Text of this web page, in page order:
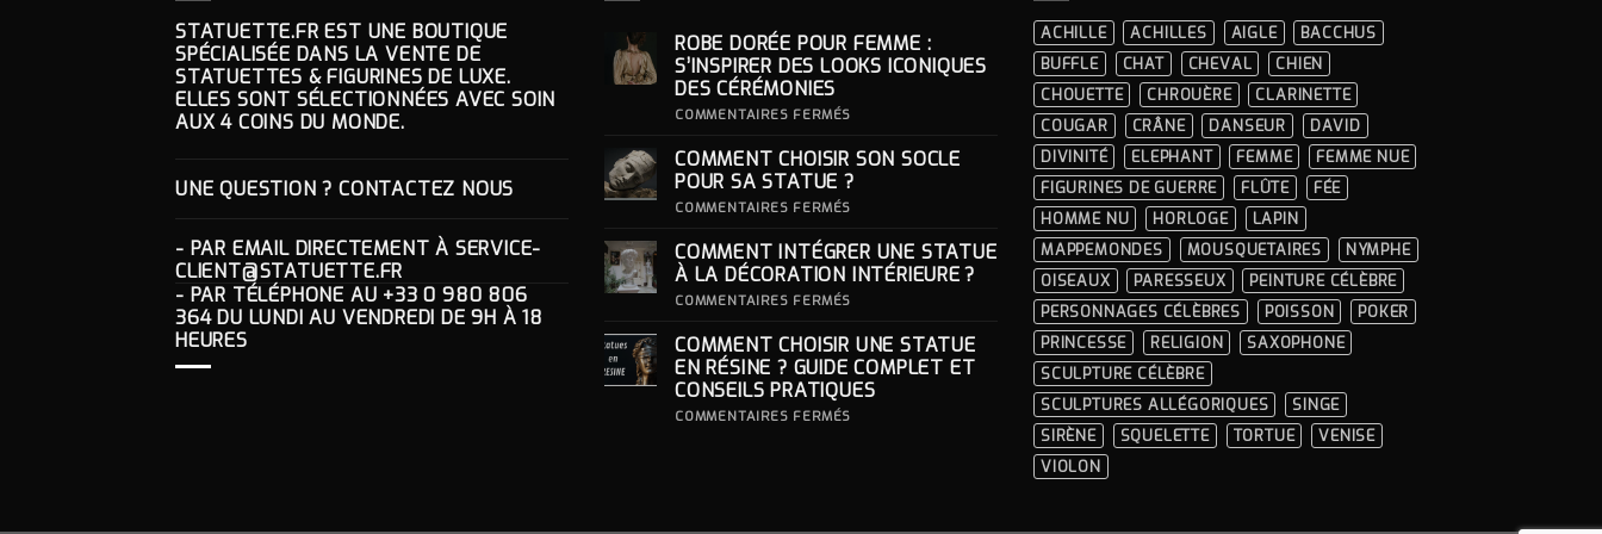
STATUETTE.FR EST UNE BOUTIQUE
SPÉCIALISÉE DANS LA VENTE DE
STATUETTES & FIGURINES DE LUXE.
ELLES SONT SÉLECTIONNÉES AVEC SOIN
AUX 4 COINS DU MONDE.
UNE QUESTION ? CONTACTEZ NOUS
- PAR EMAIL DIRECTEMENT À SERVICE-
CLIENT@STATUETTE.FR
- PAR TÉLÉPHONE AU +33 0 980 806
364DU LUNDI AU VENDREDI DE 9H À 18
HEURES
ROBE DORÉE POUR FEMME :
S’INSPIRER DES LOOKS ICONIQUES
DES CÉRÉMONIES
COMMENTAIRES FERMÉS
POUR
FEMME
ICONIQUES
DES
CÉRÉMONIES
COMMENT CHOISIR SON SOCLE
POUR SA STATUE ?
COMMENTAIRES FERMÉS
SON
SOCLE
POUR
COMMENT INTÉGRER UNE STATUE
À LA DÉCORATION INTÉRIEURE ?
COMMENTAIRES FERMÉS
UNE
STATUE
À
LA
COMMENT CHOISIR UNE STATUE
EN RÉSINE ? GUIDE COMPLET ET
CONSEILS PRATIQUES
COMMENTAIRES FERMÉS
ACHILLE ACHILLES AIGLE
BACCHUS
BUFFLE
CHAT CHEVAL
CHIEN
CHOUETTE
CHROUÈRE
CLARINETTE
COUGAR
CRÂNE DANSEUR
DAVID
DIVINITÉ
ELEPHANT FEMME
FEMME NUE
FIGURINES DE GUERRE
FLÛTE
FÉE
HOMME NU
HORLOGE
LAPIN
MAPPEMONDES
MOUSQUETAIRES
NYMPHE
OISEAUX
PARESSEUX
PEINTURE CÉLÈBRE
PERSONNAGES CÉLÈBRES
POISSON
POKER
PRINCESSE
RELIGION
SAXOPHONE
SCULPTURE CÉLÈBRE
SCULPTURES ALLÉGORIQUES
SINGE
SIRÈNE
SQUELETTE TORTUE
VENISE
VIOLON